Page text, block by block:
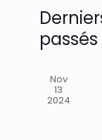
une
date.
passés
Nov
13
2024